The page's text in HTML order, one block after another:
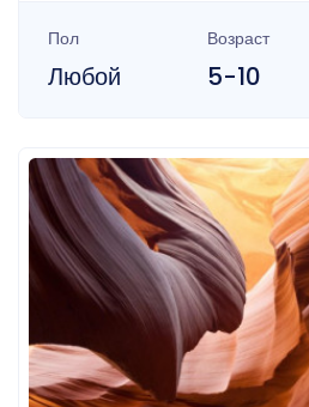
Пол
Любой
Возраст
5-10